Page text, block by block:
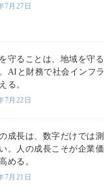
7月27日
守ることは、地域を守る
AIと財務で社会インフラ
る。
7月22日
成長は、数字だけでは測
。人の成長こそが企業価
める。
7月21日